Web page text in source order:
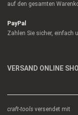
auf den gesamten
PayPal
Zahlen Sie sicher, einfach
VERSAND ONLINE
craft-tools versendet mit